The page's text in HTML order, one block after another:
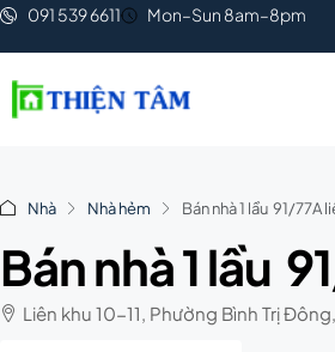
091 539 6611 Mon–Sun 8am–8pm
Nhà Nhà hẻm Bán nhà 1 lầu 91/77A
Bán nhà 1 lầu
Liên khu 10-11, Phường Bình Trị